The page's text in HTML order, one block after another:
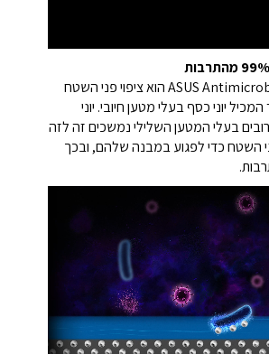
ASUS Antimicrobial Guard Plus הוא ציפוי פני השטח
יוני כסף בעלי מטען חיובי. יוני
בעלי המטען השלילי נמשכים זה לזה
השטח כדי לפגוע במבנה שלהם, ובכך